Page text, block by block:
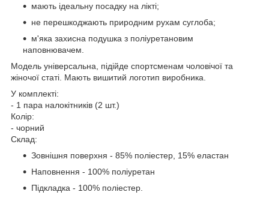
мають ідеальну посадку на лікті;
не перешкоджають природним рухам суглоба;
м'яка захисна подушка з поліуретановим
наповнювачем.
Модель універсальна, підійде спортсменам чоловічої та
жіночої статі. Мають вишитий логотип виробника.
У комплекті:
- 1 пара налокітників (2 шт.)
Колір:
- чорний
Склад:
Зовнішня поверхня - 85% поліестер, 15% еластан
Наповнення - 100% поліуретан
Підкладка - 100% поліестер.